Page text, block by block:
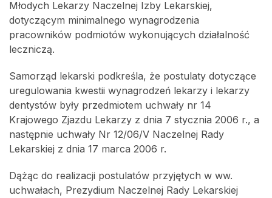
Młodych Lekarzy Naczelnej Izby Lekarskiej,
dotyczącym minimalnego wynagrodzenia
pracowników podmiotów wykonujących działalność
leczniczą.
Samorząd lekarski podkreśla, że postulaty dotyczące
uregulowania kwestii wynagrodzeń lekarzy i lekarzy
dentystów były przedmiotem uchwały nr 14
Krajowego Zjazdu Lekarzy z dnia 7 stycznia 2006 r., a
następnie uchwały Nr 12/06/V Naczelnej Rady
Lekarskiej z dnia 17 marca 2006 r.
Dążąc do realizacji postulatów przyjętych w ww.
uchwałach, Prezydium Naczelnej Rady Lekarskiej